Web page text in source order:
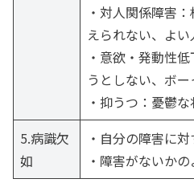
・対人関係障害
えられない、よ
・意欲・発動性
うとしない、ボ
・抑うつ：憂鬱
5.病識欠
如
・自分の障害に
・障害がないか